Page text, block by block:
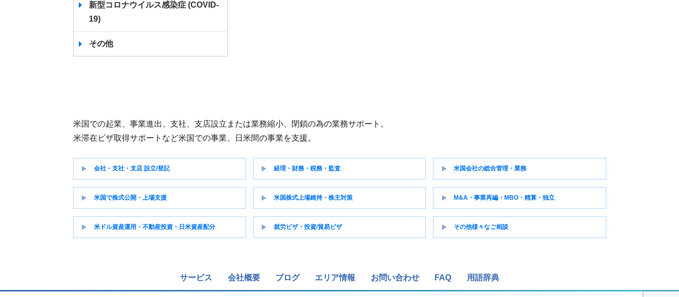
新型コロナウイルス感染症 (COVID-
19)
その他
米国での起業、事業進出、支社、支店設立または業務縮小、閉鎖の為の業務サポート。
米滞在ビザ取得サポートなど米国での事業、日米間の事業を支援。
会社・支社・支店 設立/登記 経理・財務・税務・監査 米国会社の総合管理・業務
米国で株式公開・上場支援 米国株式上場維持・株主対策 M&A・事業再編・MBO・精算・独立
米ドル資産運用・不動産投資・日米資産配分 就労ビザ・投資/貿易ビザ その他様々なご相談
サービス 会社概要 ブログ エリア情報 お問い合わせ FAQ 用語辞典